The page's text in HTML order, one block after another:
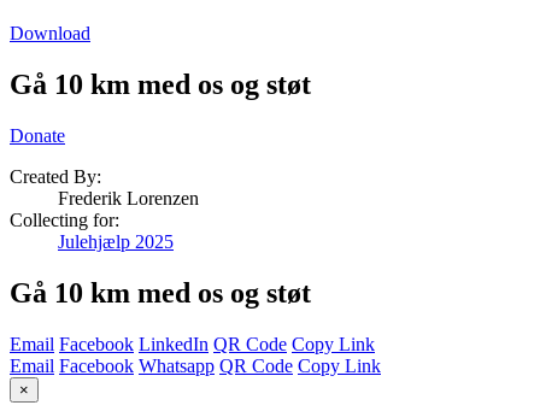
Download
Gå 10 km med os og støt
Donate
Created By:
Frederik Lorenzen
Collecting for:
Julehjælp 2025
Gå 10 km med os og støt
Email Facebook LinkedIn QR Code Copy Link
Email Facebook Whatsapp QR Code Copy Link
×